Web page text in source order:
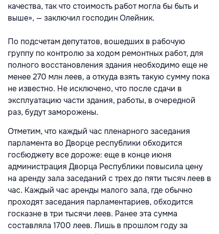
качества, так что стоимость работ могла бы быть и
выше», — заключил господин Олейник.
По подсчетам депутатов, вошедших в рабочую
группу по контролю за ходом ремонтных работ, для
полного восстановления здания необходимо еще не
менее 270 млн леев, а откуда взять такую сумму пока
не известно. Не исключено, что после сдачи в
эксплуатацию части здания, работы, в очередной
раз, будут заморожены.
Отметим, что каждый час пленарного заседания
парламента во Дворце республики обходится
госбюджету все дороже: еще в конце июня
администрация Дворца Республики повысила цену
на аренду зала заседаний с трех до пяти тысяч леев в
час. Каждый час аренды малого зала, где обычно
проходят заседания парламентариев, обходится
госказне в три тысячи леев. Ранее эта сумма
составляла 1700 леев. Лишь в прошлом году за